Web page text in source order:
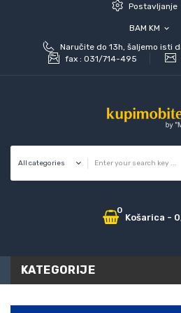
Postavljanje
BAM KM expand_more
Naručite do 13h, šaljemo isti
fax : 031/714-495
Košarica
0
-
KATEGORIJE